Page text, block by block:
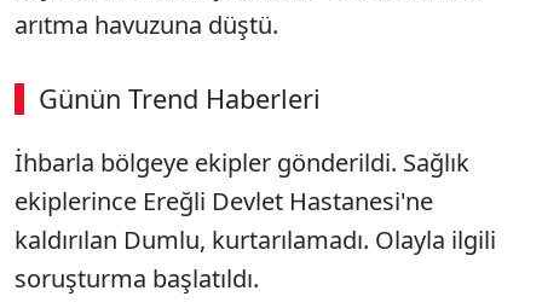
arıtma havuzuna düştü.
Günün Trend Haberleri
İhbarla bölgeye ekipler gönderildi. Sağlık
ekiplerince Ereğli Devlet Hastanesi'ne
kaldırılan Dumlu, kurtarılamadı. Olayla ilgili
soruşturma başlatıldı.